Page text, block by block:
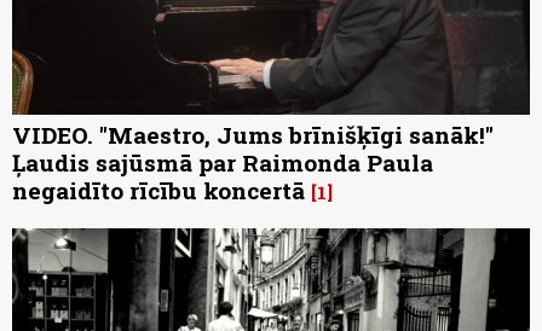
VIDEO. "Maestro, Jums brīnišķīgi sanāk!"
Ļaudis sajūsmā par Raimonda Paula
negaidīto rīcību koncertā 1